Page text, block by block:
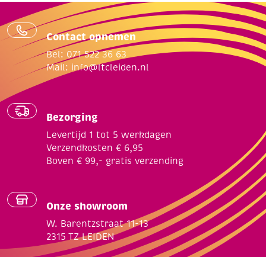
Contact opnemen
Bel: 071 522 36 63
Mail: info@ltcleiden.nl
Bezorging
Levertijd 1 tot 5 werkdagen
Verzendkosten € 6,95
Boven € 99,- gratis verzending
Onze showroom
W. Barentzstraat 11-13
2315 TZ LEIDEN